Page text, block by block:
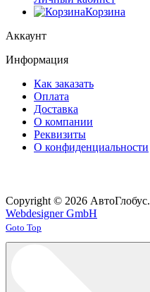
Корзина
Аккаунт
Информация
Как заказать
Оплата
Доставка
О компании
Реквизиты
О конфиденциальности
Copyright © 2026 АвтоГлобус.
Webdesigner GmbH
Joomla! 3 Templates
Goto Top